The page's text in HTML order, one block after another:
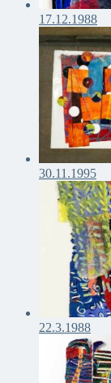
17.12.1988
30.11.1995
22.3.1988